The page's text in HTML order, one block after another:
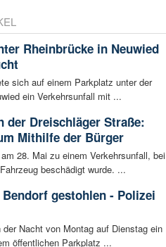
Rheinbrücke in Neuwied
sich auf einem Parkplatz unter der
ein Verkehrsunfall mit ...
der Dreischläger Straße:
Mithilfe der Bürger
28. Mai zu einem Verkehrsunfall, bei
beschädigt wurde. ...
gestohlen - Polizei
der Nacht von Montag auf Dienstag ein
öffentlichen Parkplatz ...